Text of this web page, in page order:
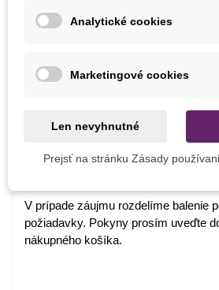
druhu nabalíme dohromady.
Cibuľky ručne balíme v deň
ich obdržaní je nutné cibuľkám
V prípade záujmu rozdelíme balenie
požiadavky. Pokyny prosím uveďte
nákupného košíka.
Analytické cookies
Marketingové cookies
Len nevyhnutné
Prejsť na stránku Zásady